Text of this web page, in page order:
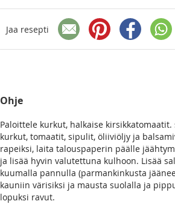
Jaa resepti
Ohje
Paloittele kurkut, halkaise
kurkut, tomaatit, sipulit, öliiviöljy ja
rapeiksi, laita talouspaperin päälle
ja lisää hyvin valutettuna kulhoon. Lisää
kuumalla pannulla (parmankinkusta
kauniin värisiksi ja mausta suolalla ja
lopuksi ravut.